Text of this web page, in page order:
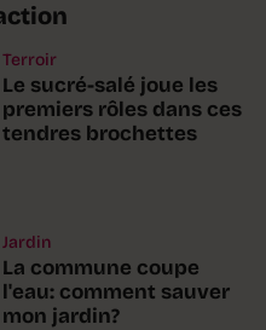
Terroir
Le sucré-salé joue les
premiers rôles dans ces
tendres brochettes
Jardin
La commune coupe
l'eau: comment sauver
mon jardin?